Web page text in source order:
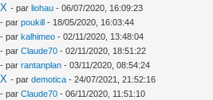
- parliohau - 06/07/2020, 16:09:23
- parpoukill - 18/05/2020, 16:03:44
- parkalhimeo - 02/11/2020, 13:48:04
- parClaude70 - 02/11/2020, 18:51:22
- parrantanplan - 03/11/2020, 08:54:24
- pardemotica - 24/07/2021, 21:52:16
- parClaude70 - 06/11/2020, 11:51:10